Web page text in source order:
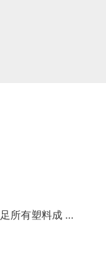
所有塑料成 …